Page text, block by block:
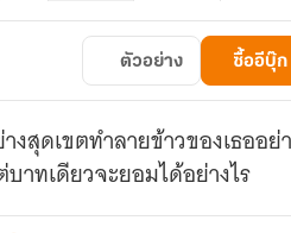
ตัวอย่าง ซื้ออีบุ๊ก
งสุดเขตทำลายข้าวของเธออ
าทเดียวจะยอมได้อย่างไร